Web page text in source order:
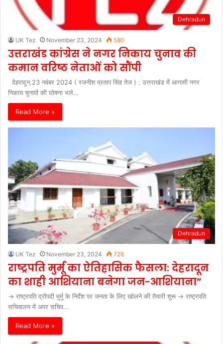
Dehradun
UK Tez November 23, 2024 580
उत्तराखंड कांग्रेस ने नगर निकाय चुनाव की
कमान वरिष्ठ नेताओं को सौंपी
देहरादून,23 नवंबर 2024 ( रजनीश प्रताप सिंह तेज ) : उत्तराखंड में आगामी नगर
निकाय चुनावों की घोषणा भले…
Read More »
Dehradun
UK Tez November 23, 2024 728
राष्ट्रपति मुर्मू का ऐतिहासिक फैसला: देहरादून
का शाही आशियाना बनेगा जन-आशियाना”
→ राष्ट्रपति द्रौपदी मुर्मू के निर्देश पर जनता के लिए खोलने की तैयारी शुरू → राष्ट्रपति
सचिवालय में अपर सचिव…
Read More »